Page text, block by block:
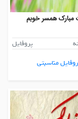
مبارک همسر خوبم
پروفایل
مناسبتی